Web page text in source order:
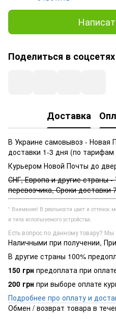
Поделиться в соцсетях
Доставка
В Украине самовывоз - Новая
доставки 1-3 дня (по тарифам
Курьером Новой Почты до
СНГ, Европа и другие страны
перевозчика, Сроки доставки
* Внимание! В реальности цвет и оттенок
и типа используемого устройства.
Есть вопрос по данному товару? Мы
Наличными при получении,
В другие страны 100%
150 грн предоплата при
200 грн при выборе оплате
Подробнее про оплату и
Обмен / возврат товара в